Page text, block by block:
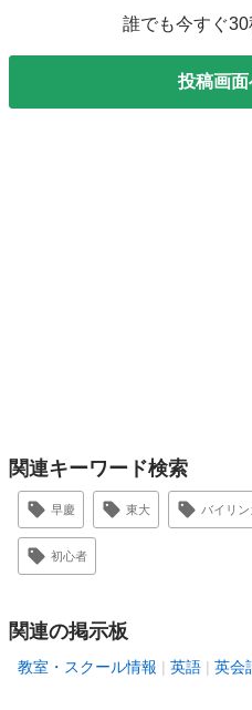
誰でも今すぐ
投稿画
関連キーワード検索
早慶 東大 バイリ
初心者
関連の掲示板
教室・スクール情報 英語 英会